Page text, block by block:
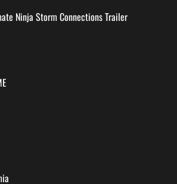
Ninja Storm Connections Trailer